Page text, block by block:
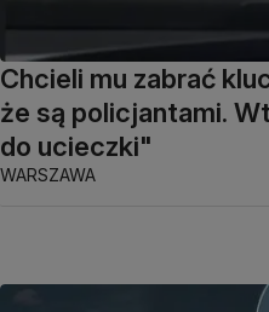
Chcieli mu zabrać
że są policjantami.
do ucieczki"
WARSZAWA